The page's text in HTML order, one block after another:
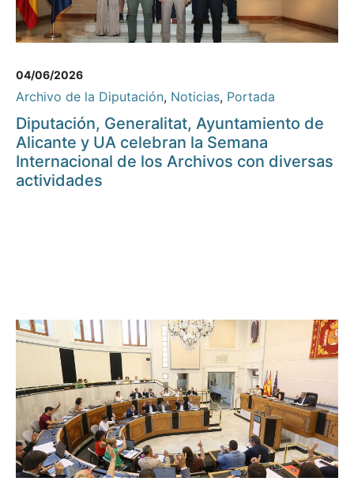
04/06/2026
Archivo de la Diputación, Noticias, Portada
Diputación, Generalitat, Ayuntamiento de
Alicante y UA celebran la Semana
Internacional de los Archivos con diversas
actividades